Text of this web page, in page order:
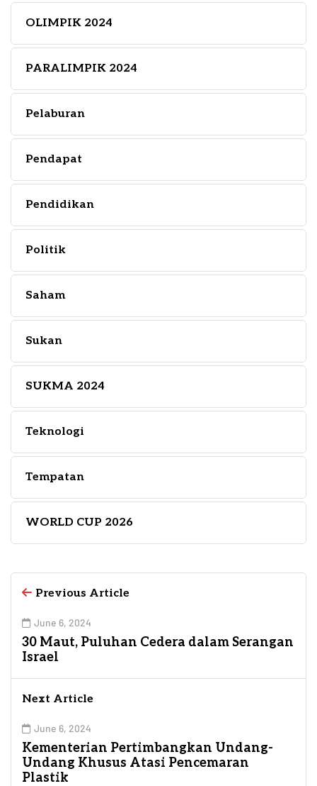
OLIMPIK 2024
PARALIMPIK 2024
Pelaburan
Pendapat
Pendidikan
Politik
Saham
Sukan
SUKMA 2024
Teknologi
Tempatan
WORLD CUP 2026
Previous Article
June 6, 2024
30 Maut, Puluhan Cedera dalam Serangan
Israel
Next Article
June 6, 2024
Kementerian Pertimbangkan Undang-
Undang Khusus Atasi Pencemaran
Plastik